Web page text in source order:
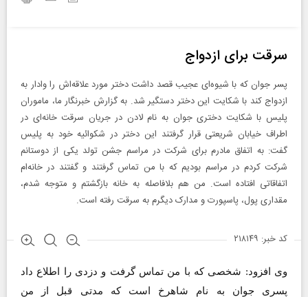
سرقت ‌برای ‌ازدواج
پسر جوان که با شیوه‌ای عجیب قصد داشت دختر مورد علاقه‌اش را وادار به
ازدواج کند با شکایت این دختر دستگیر شد. به گزارش خبرنگار ما، ماموران
پلیس با شکایت دختری جوان به نام لادن در جریان سرقت خانه‌ای در
اطراف خیابان شریعتی قرار گرفتند این دختر در شکوائیه خود به پلیس
گفت: به اتفاق مادرم برای شرکت در مراسم جشن تولد یکی از دوستانم
شرکت کردم در مراسم بودیم که با من تماس گرفتند و گفتند در خانه‌ام
اتفاقاتی افتاده است. من هم بلافاصله به خانه بازگشتم و متوجه شدم،
مقداری پول، پاسپورت و مدارک دیگرم به سرقت رفته است.
کد خبر: ۲۱۸۱۴۹
وی افزود: شخصی که با من تماس گرفت و دزد‌ی را اطلاع داد
پسری جوان به نام شاهرخ است که مدتی قبل از من